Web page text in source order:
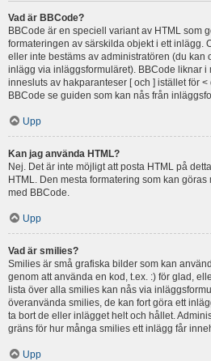
Vad är BBCode?
BBCode är en speciell variant av HTML som
formateringen av särskilda objekt i ett inlägg.
eller inte bestäms av administratören (du kan
inlägg via inläggsformuläret). BBCode liknar i
innesluts av hakparanteser [ och ] istället för
BBCode se guiden som kan nås från
Upp
Kan jag använda HTML?
Nej. Det är inte möjligt att posta HTML på
HTML. Den mesta formatering som kan
med BBCode.
Upp
Vad är smilies?
Smilies är små grafiska bilder som kan
genom att använda en kod, t.ex. :) för glad,
lista över alla smilies kan nås via
överanvända smilies, de kan fort göra ett
ta bort de eller inlägget helt och hållet.
gräns för hur många smilies ett inlägg får
Upp